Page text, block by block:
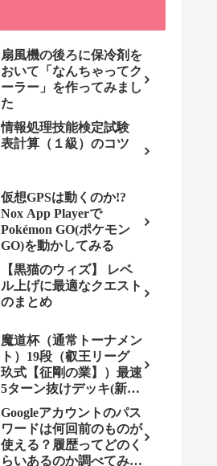
扇風機の後ろに保冷剤を
おいて「なんちゃってク
ーラー」を作ってみまし
た
情報処理技能検定試験
表計算（１級）のコツ
仮想GPSは動くのか!?
Nox App Playerで
Pokémon GO(ポケモン
GO)を動かしてみる
【黒猫のウィズ】 レベ
ル上げに最適なクエスト
のまとめ
魔道杯（通常トーナメン
ト）19段（叡王リーグ
玖式【征剛の業】）最速
5ターン抜けデッキ(新パ
ターン)!
Googleアカウントのパス
ワードは何回前のものが
使える？履歴ってどのく
らいあるのか調べてみま